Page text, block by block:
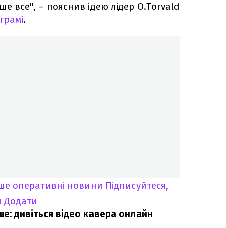
все", – пояснив ідею лідер O.Torvald
.
оперативні новини Підписуйтеся,
Додати
дивіться відео кавера онлайн